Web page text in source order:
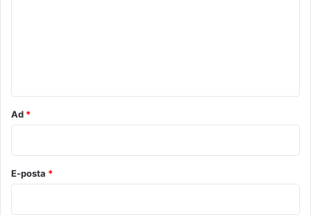
Ad *
E-posta *